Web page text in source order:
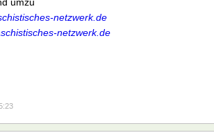
netzwerk.de
netzwerk.de